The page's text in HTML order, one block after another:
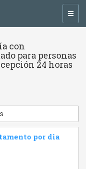
con
para personas
24 horas
por dia